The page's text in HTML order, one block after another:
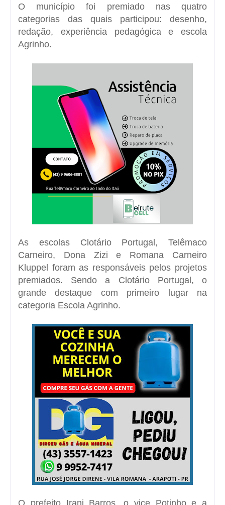
O município foi premiado nas quatro
categorias das quais participou: desenho,
redação, experiência pedagógica e escola
Agrinho.
As escolas Clotário Portugal, Telêmaco
Carneiro, Dona Zizi e Romana Carneiro
Kluppel foram as responsáveis pelos projetos
premiados. Sendo a Clotário Portugal, o
grande destaque com primeiro lugar na
categoria Escola Agrinho.
O prefeito Irani Barros, o vice Potinho e a